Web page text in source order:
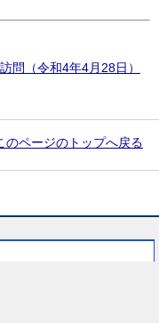
問（令和4年4月28日）
のページのトップへ戻る